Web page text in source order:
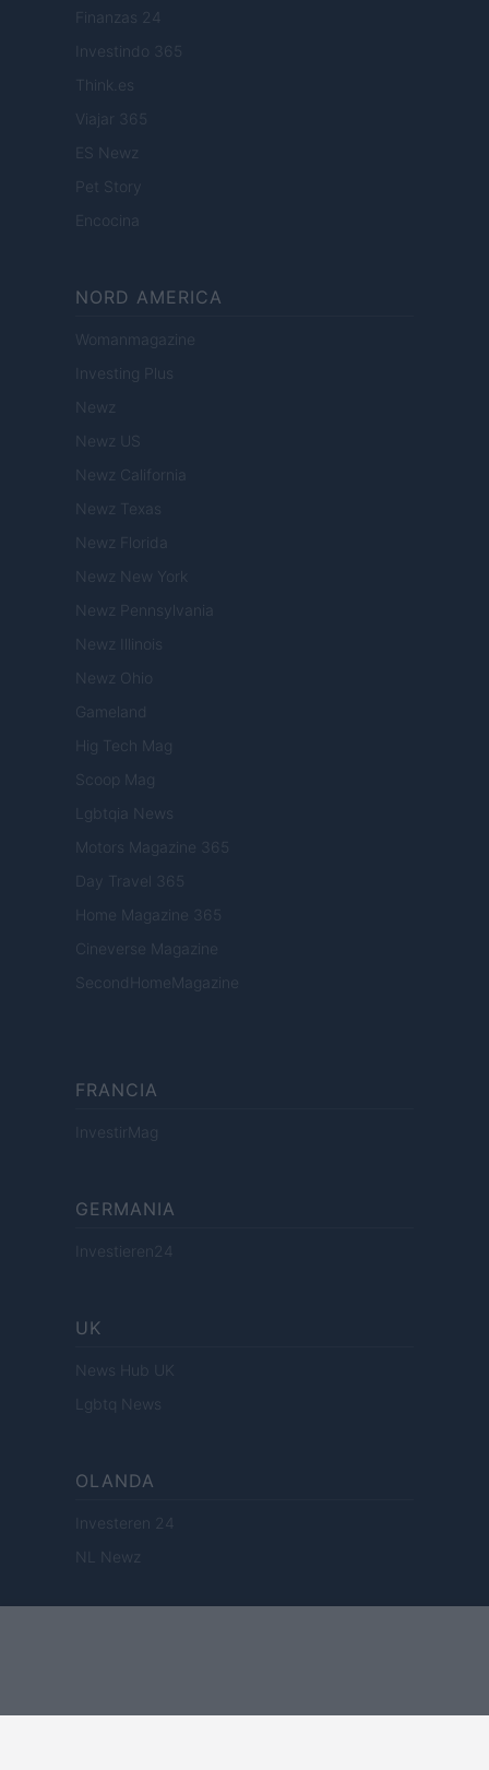
Finanzas 24
Investindo 365
Think.es
Viajar 365
ES Newz
Pet Story
Encocina
NORD AMERICA
Womanmagazine
Investing Plus
Newz
Newz US
Newz California
Newz Texas
Newz Florida
Newz New York
Newz Pennsylvania
Newz Illinois
Newz Ohio
Gameland
Hig Tech Mag
Scoop Mag
Lgbtqia News
Motors Magazine 365
Day Travel 365
Home Magazine 365
Cineverse Magazine
SecondHomeMagazine
FRANCIA
InvestirMag
GERMANIA
Investieren24
UK
News Hub UK
Lgbtq News
OLANDA
Investeren 24
NL Newz